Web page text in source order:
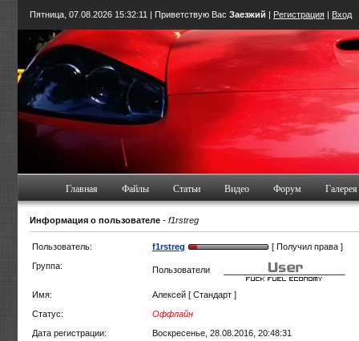
Пятница, 07.08.2026 15:32:12 | Приветствую ВасЗаезжий | Регистрация | Вход
Главная Файлы Статьи Видео Форум Галерея
Информация о пользователе - f1rstreg
Пользователь: f1rstreg
[ Получил права ]
Группа:
Пользователи
Имя:
Алексей [ Стандарт ]
Статус:
Оффлайн
Дата регистрации:
Воскресенье, 28.08.2016, 20:48:31